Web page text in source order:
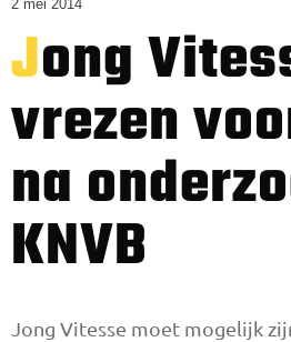
2 mei 2014
Jong Vitesse moet
vrezen
na
KNVB
Jong Vitesse moet mogelijk